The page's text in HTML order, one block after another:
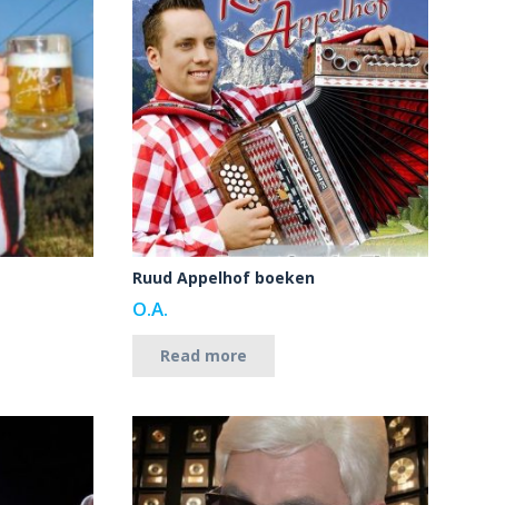
Ruud Appelhof boeken
O.A.
Read more